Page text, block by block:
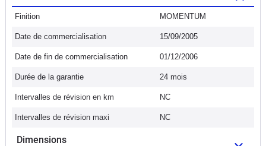
Finition MOMENTUM
Date de commercialisation 15/09/2005
Date de fin de commercialisation 01/12/2006
Durée de la garantie 24 mois
Intervalles de révision en km NC
Intervalles de révision maxi NC
Dimensions